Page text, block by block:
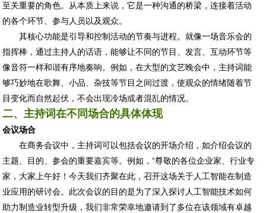
至关重要的角色。从本质上来说，它是一种沟通的桥梁，连接着活动
的各个环节、参与人员以及观众。
其核心功能是引导和控制活动的节奏与进程。就像一场音乐会的
指挥棒，通过主持人的话语，能够让不同的节目、发言、互动环节等
像音符一样和谐有序地奏响。例如，在大型的文艺晚会中，主持词能
够巧妙地在歌舞、小品、杂技等节目之间过渡，使观众的情绪随着节
目变化而自然起伏，不会出现冷场或者混乱的情况。
二、主持词在不同场合的具体体现
会议场合
在商务会议中，主持词可以包括会议的开场介绍，如介绍会议的
主题、目的、参会的重要嘉宾等。例如，“尊敬的各位企业家、行业专
家，大家上午好！今天我们齐聚在此，召开这场关于人工智能在制造
业应用的研讨会。此次会议的目的是为了深入探讨人工智能技术如何
助力制造业转型升级，我们非常荣幸地邀请到了多位在该领域有卓越